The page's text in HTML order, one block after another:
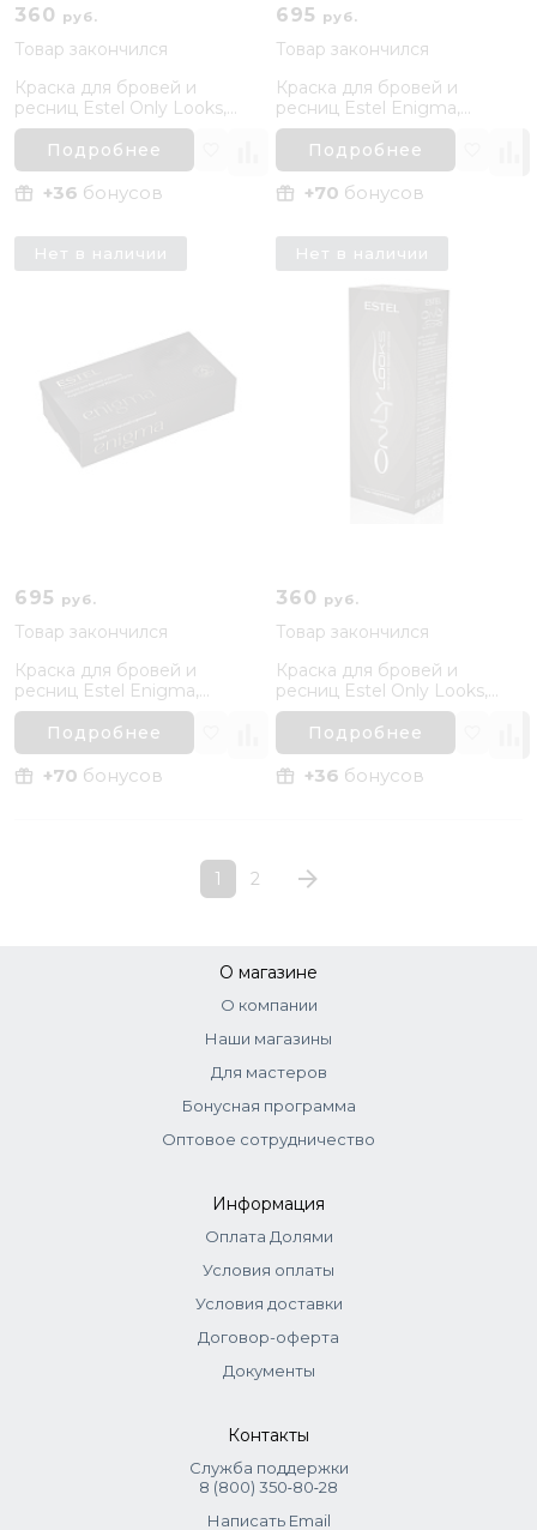
360 руб.
Товар закончился
Краска для бровей и
ресниц Estel Only Looks,
Графит
Подробнее
+36 бонусов
695 руб.
Товар закончился
Краска для бровей и
ресниц Estel Enigma,
Графит
Подробнее
+70 бонусов
695 руб.
Товар закончился
Краска для бровей и
ресниц Estel Enigma,
Коричневый
Подробнее
+70 бонусов
Нет в наличии
360 руб.
Товар закончился
Краска для бровей и
ресниц Estel Only Looks,
Коричневый
Подробнее
+36 бонусов
Нет в наличии
1 2
О магазине
О компании
Наши магазины
Для мастеров
Бонусная программа
Оптовое сотрудничество
Информация
Оплата Долями
Условия оплаты
Условия доставки
Договор-оферта
Документы
Контакты
Служба поддержки
8 (800) 350‑80‑28
Написать Email